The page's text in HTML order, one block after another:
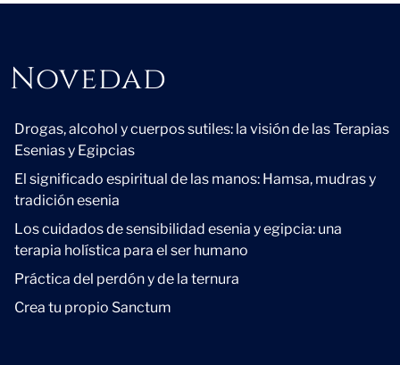
Novedad
Novedad
Drogas, alcohol y cuerpos sutiles: la visión de las Terapias
Esenias y Egipcias
El significado espiritual de las manos: Hamsa, mudras y
tradición esenia
Los cuidados de sensibilidad esenia y egipcia: una
terapia holística para el ser humano
Práctica del perdón y de la ternura
Crea tu propio Sanctum